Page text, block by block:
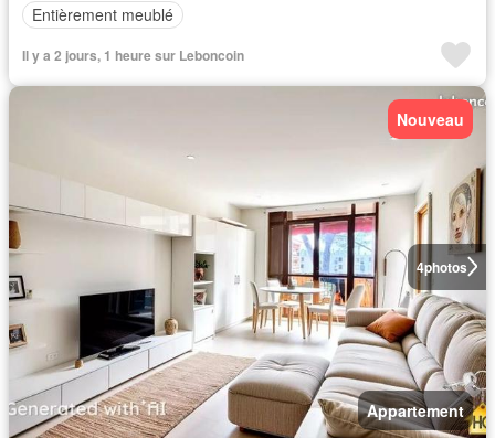
Entièrement meublé
Il y a 2 jours, 1 heure sur Leboncoin
4photos
Nouveau
Appartement